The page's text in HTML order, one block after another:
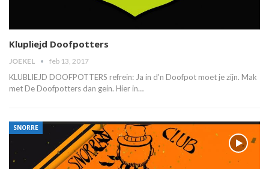
Klupliejd Doofpotters
JOEKEL feb 13, 2017
KLUBLIEJD DOOFPOTTERS refrein: Ja in d'n Doofpot moet je zijn. Mak
met De Doofpotters dan gein. Hier in…
SNORRE